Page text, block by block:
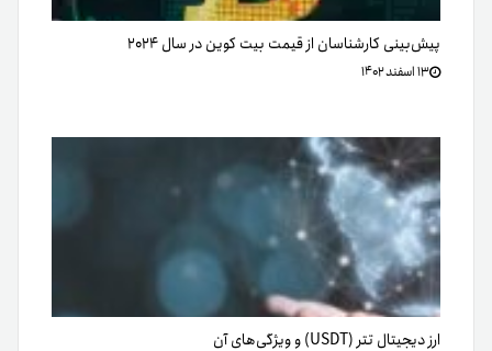
پیش‌بینی کارشناسان از قیمت بیت کوین در سال ۲۰۲۴
۱۳ اسفند ۱۴۰۲
ارز دیجیتال تتر (USDT) و ویژگی‌های آن